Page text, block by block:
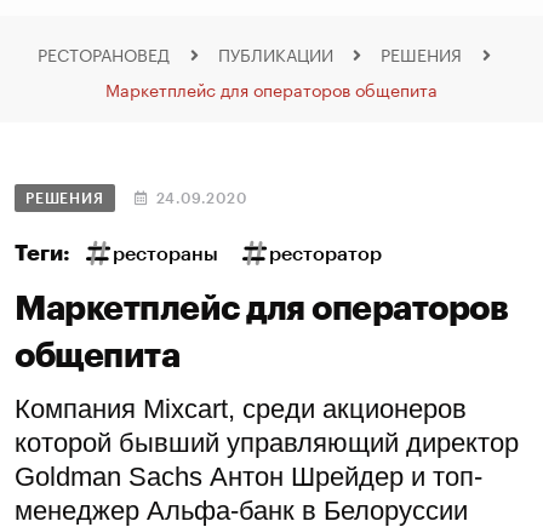
РЕСТОРАНОВЕД ПУБЛИКАЦИИ
РЕШЕНИЯ
Маркетплейс для операторов общепита
РЕШЕНИЯ 24.09.2020
Теги: рестораны ресторатор
Маркетплейс для операторов
общепита
Компания Mixcart, среди акционеров
которой бывший управляющий директор
Goldman Sachs Антон Шрейдер и топ-
менеджер Альфа-банк в Белоруссии